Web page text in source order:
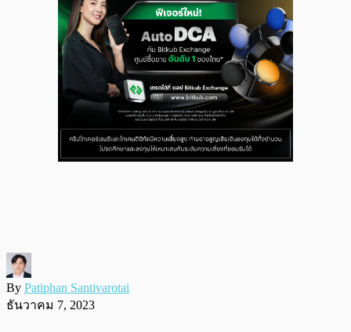
By Patiphan Santivarotai
ธันวาคม 7, 2023